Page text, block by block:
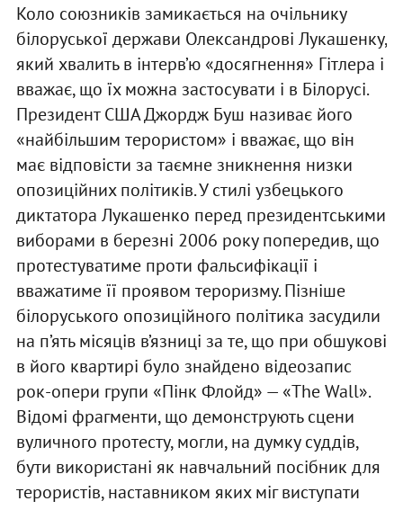
Коло союзників замикається на очільнику
білоруської держави Олександрові Лукашенку,
який хвалить в інтерв’ю «досягнення» Гітлера і
вважає, що їх можна застосувати і в Білорусі.
Президент США Джордж Буш називає його
«найбільшим терористом» і вважає, що він
має відповісти за таємне зникнення низки
опозиційних політиків. У стилі узбецького
диктатора Лукашенко перед президентськими
виборами в березні 2006 року попередив, що
протестуватиме проти фальсифікації і
вважатиме її проявом тероризму. Пізніше
білоруського опозиційного політика засудили
на п’ять місяців в’язниці за те, що при обшукові
в його квартирі було знайдено відеозапис
рок-опери групи «Пінк Флойд» — «The Wall».
Відомі фрагменти, що демонструють сцени
вуличного протесту, могли, на думку суддів,
бути використані як навчальний посібник для
терористів, наставником яких міг виступати